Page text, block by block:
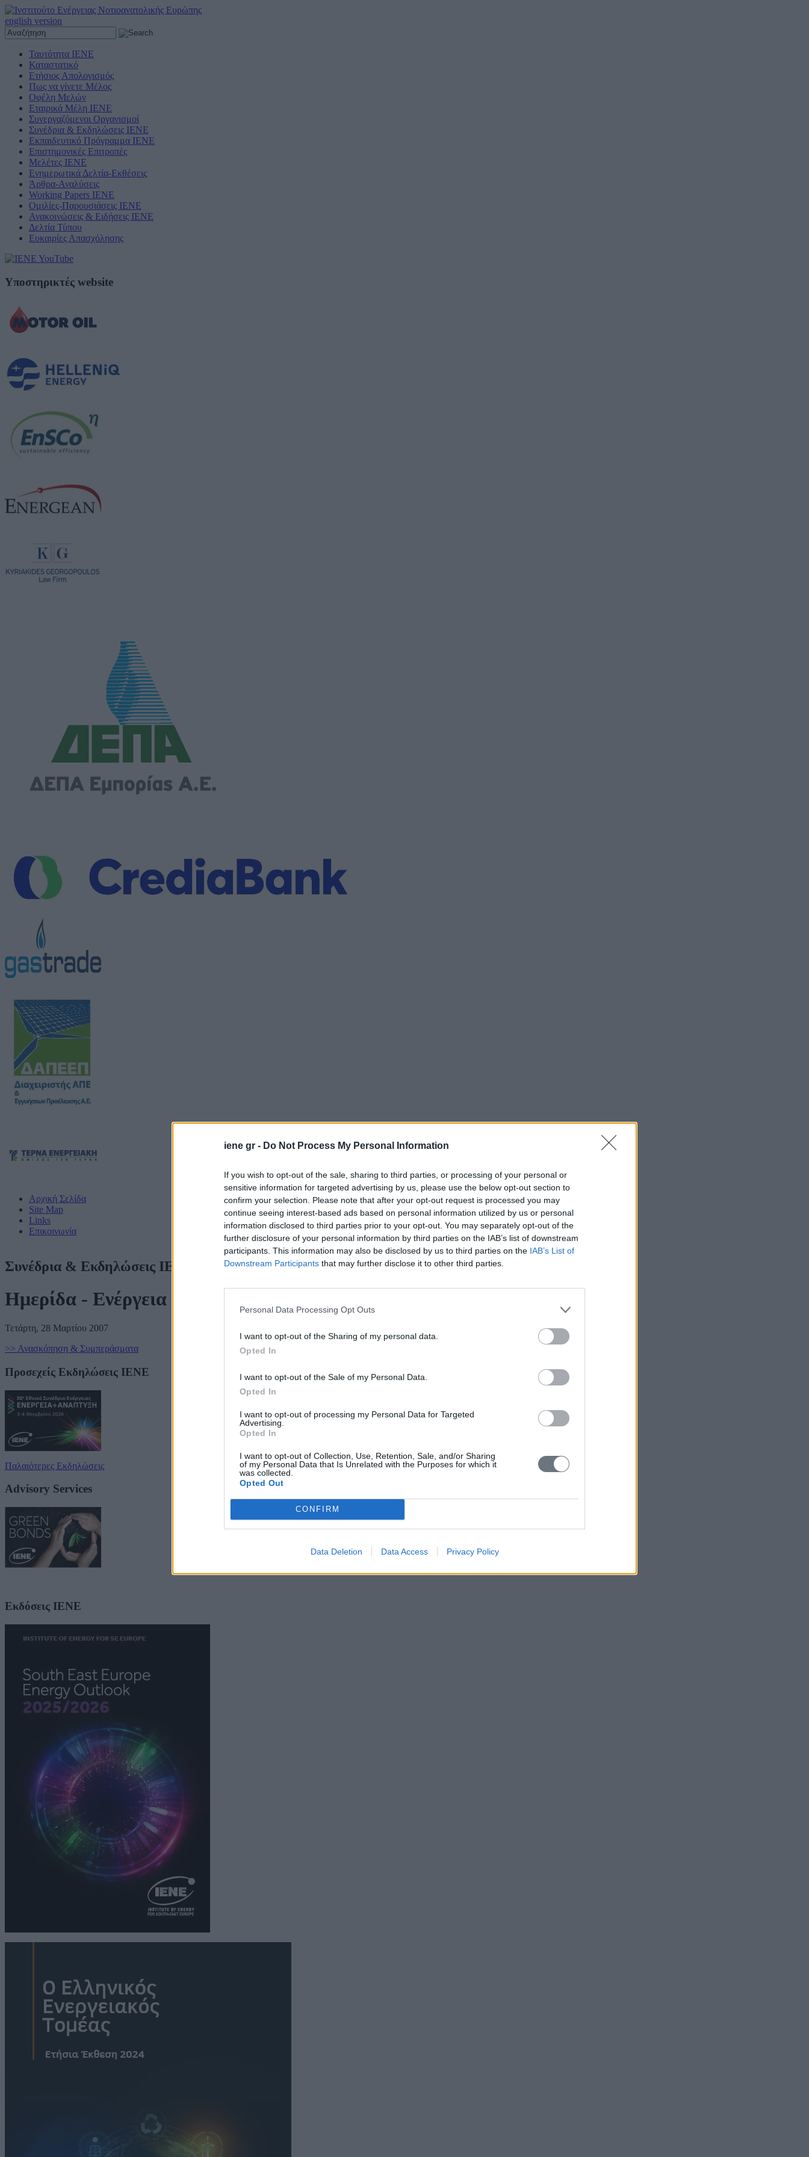
iene gr - Do Not Process My Personal Information
If you wish to opt-out of the sale, sharing to third parties, or processing of your personal or
sensitive information for targeted advertising by us, please use the below opt-out section to
confirm your selection. Please note that after your opt-out request is processed you may
continue seeing interest-based ads based on personal information utilized by us or personal
information disclosed to third parties prior to your opt-out. You may separately opt-out of the
further disclosure of your personal information by third parties on the IAB’s list of downstream
participants. This information may also be disclosed by us to third parties on the IAB’s List of
Downstream Participants that may further disclose it to other third parties.
Personal Data Processing Opt Outs
I want to opt-out of the Sharing of my personal data.
Opted In
I want to opt-out of the Sale of my Personal Data.
Opted In
I want to opt-out of processing my Personal Data for Targeted
Advertising.
Opted In
I want to opt-out of Collection, Use, Retention, Sale, and/or Sharing
of my Personal Data that Is Unrelated with the Purposes for which it
was collected.
Opted Out
CONFIRM
Data Deletion Data Access Privacy Policy
english version
Ταυτότητα ΙΕΝΕ
Καταστατικό
Ετήσιος Απολογισμός
Πως να γίνετε Μέλος
Οφέλη Μελών
Εταιρικά Μέλη ΙΕΝΕ
Συνεργαζόμενοι Οργανισμοί
Συνέδρια & Εκδηλώσεις ΙΕΝΕ
Εκπαιδευτικό Πρόγραμμα ΙΕΝΕ
Επιστημονικές Επιτροπές
Μελέτες ΙΕΝΕ
Ενημερωτικά Δελτία-Εκθέσεις
Άρθρα-Αναλύσεις
Working Papers IENE
Ομιλίες-Παρουσιάσεις ΙΕΝΕ
Ανακοινώσεις & Ειδήσεις ΙΕΝΕ
Δελτία Τύπου
Ευκαιρίες Απασχόλησης
Υποστηρικτές website
Αρχική Σελίδα
Site Map
Links
Επικοινωνία
Συνέδρια & Εκδηλώσεις ΙΕΝΕ - 2007
Ημερίδα - Ενέργεια & Μεταφορές
Τετάρτη, 28 Μαρτίου 2007
>> Ανασκόπηση & Συμπεράσματα
Προσεχείς Εκδηλώσεις ΙΕΝΕ
Παλαιότερες Εκδηλώσεις
Advisory Services
Εκδόσεις ΙΕΝΕ